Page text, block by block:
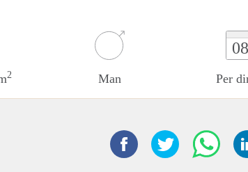
2 Man
08
Per